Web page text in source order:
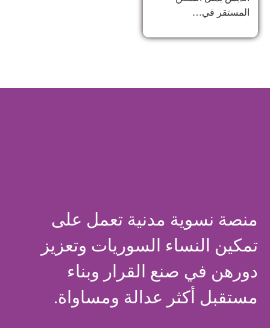
المستقر في…
منصة نسوية مدنية تعمل على
تمكين النساء السوريات وتعزيز
دورهن في صنع القرار وبناء
مستقبل أكثر عدالة ومساواة.